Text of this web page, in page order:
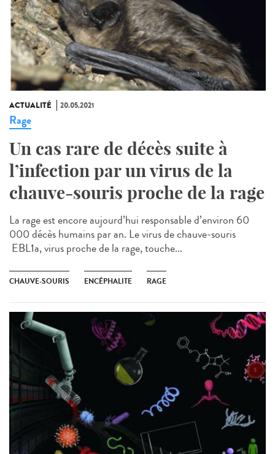
ACTUALITÉ 20.05.2021
Rage
Un cas rare de décès suite à
l’infection par un virus de la
chauve-souris proche de la rage
La rage est encore aujourd’hui responsable d’environ 60
000 décès humains par an. Le virus de chauve-souris
EBL1a, virus proche de la rage, touche...
CHAUVE-SOURIS ENCÉPHALITE RAGE